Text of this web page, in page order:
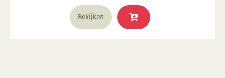
Bekijken